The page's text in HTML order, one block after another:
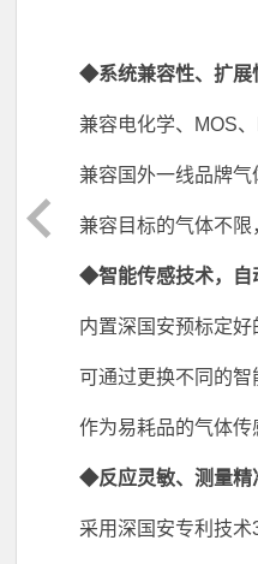
◆系统兼容性、扩展
兼容电化学、MOS
兼容国外一线品牌气
兼容目标的气体不
◆智能传感技术，自
内置深国安预标定
可通过更换不同的
作为易耗品的气体
◆反应灵敏、测量精
采用深国安专利技